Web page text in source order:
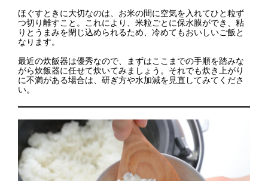
ほぐすときに大切なのは、お米の間に空気を入れてひと粒ず
つ切り離すこと。これにより、米粒ごとに保水膜ができ、粘
りとうまみを閉じ込められるため、冷めてもおいしいご飯と
なります。
最近の炊飯器は優秀なので、まずはここまでの手順を踏みな
がら炊飯器に任せて炊いてみましょう。それでも炊き上がり
に不満がある場合は、研ぎ方や水加減を見直してみてくださ
い。